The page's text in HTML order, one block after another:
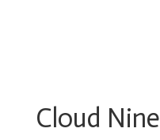
Cloud Nine